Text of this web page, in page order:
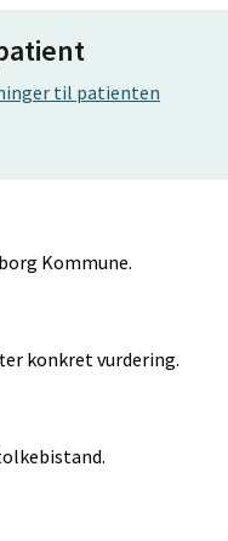
til patienten
Kommune.
konkret vurdering.